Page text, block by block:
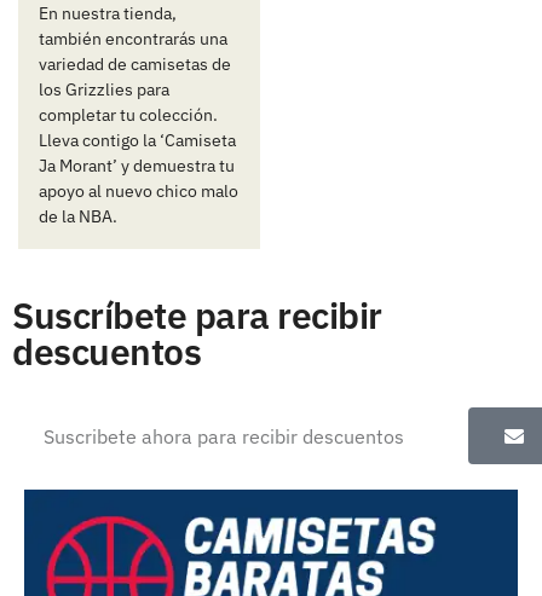
En nuestra tienda,
también encontrarás una
variedad de camisetas de
los Grizzlies para
completar tu colección.
Lleva contigo la ‘Camiseta
Ja Morant’ y demuestra tu
apoyo al nuevo chico malo
de la NBA.
Suscríbete para recibir
descuentos